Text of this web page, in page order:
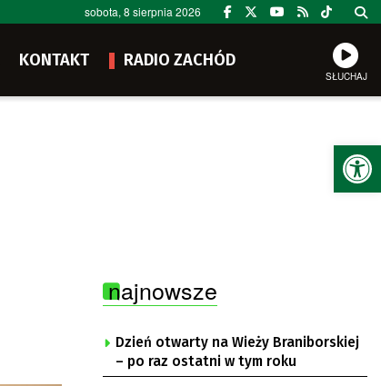
sobota, 8 sierpnia 2026
KONTAKT RADIO ZACHÓD
SŁUCHAJ
najnowsze
Dzień otwarty na Wieży Braniborskiej
– po raz ostatni w tym roku